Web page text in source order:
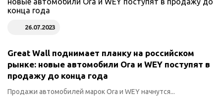
26.07.2023
Great Wall поднимает планку на российском
рынке: новые автомобили Ora и WEY поступят в
продажу до конца года
Продажи автомобилей марок Ora и WEY начнутся...